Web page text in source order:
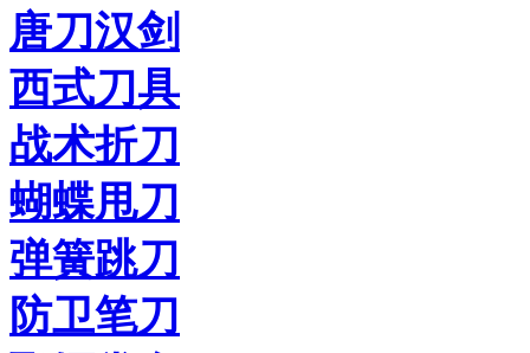
唐刀汉剑
西式刀具
战术折刀
蝴蝶甩刀
弹簧跳刀
防卫笔刀